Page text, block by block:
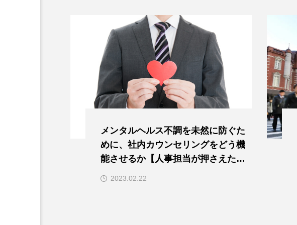
メンタルヘルス不調を未然に防ぐた
めに、社内カウンセリングをどう機
能させるか【人事担当が押さえたい
2023.02.22